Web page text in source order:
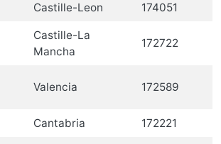
Castille-Leon 174051
Castille-La
Mancha
172722
Valencia 172589
Cantabria 172221